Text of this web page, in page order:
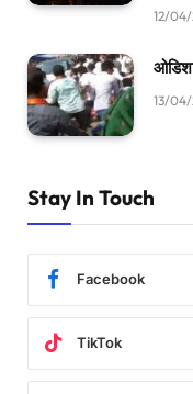
12/
13/
Stay In Touch
Facebook
TikTok